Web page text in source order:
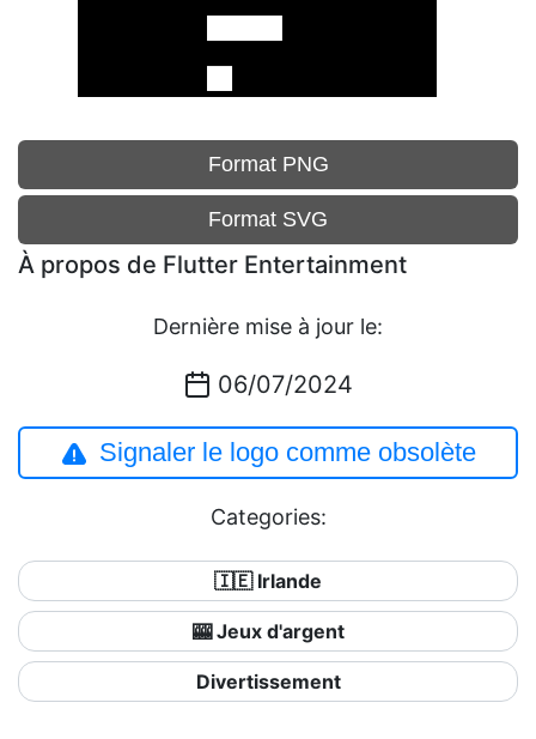
Format PNG
Format SVG
À propos de Flutter Entertainment
Dernière mise à jour le:
06/07/2024
Signaler le logo comme obsolète
Categories:
🇮🇪 Irlande
🎰 Jeux d'argent
Divertissement